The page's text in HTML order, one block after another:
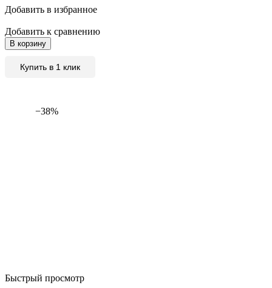
Добавить в избранное
Добавить к сравнению
В корзину
Купить в 1 клик
−38%
Быстрый просмотр